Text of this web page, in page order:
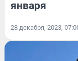
января
28 декабря, 2023,